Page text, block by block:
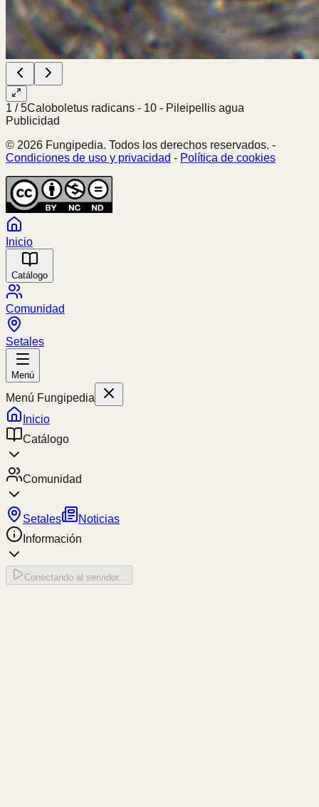
1 /5Caloboletus radicans - 10 - Pileipellis agua
Publicidad
© 2026 Fungipedia. Todos los derechos reservados. -
Condiciones de uso y privacidad - Política de cookies
Inicio
Catálogo
Comunidad
Setales
Menú
Menú Fungipedia
Inicio
Catálogo
Comunidad
Setales
Noticias
Información
Conectando al servidor...